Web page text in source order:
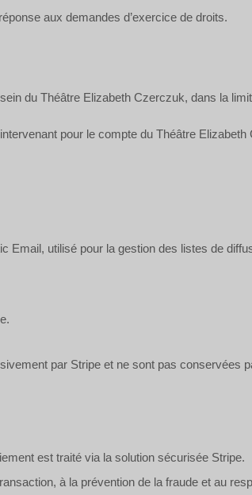
aux demandes d’exercice de droits.
du Théâtre Elizabeth Czerczuk, dans la
pour le compte du Théâtre
utilisé pour la gestion des listes de
par Stripe et ne sont pas conservées
est traité via la solution sécurisée Stripe.
à la prévention de la fraude et au